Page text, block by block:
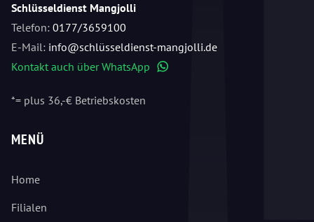
Schlüsseldienst Mangjolli
Telefon: 0177/3659100
E-Mail: info@schlüsseldienst-mangjolli.de
Kontakt auch über WhatsApp
*= plus 36,-€ Betriebskosten
MENÜ
Home
Filialen